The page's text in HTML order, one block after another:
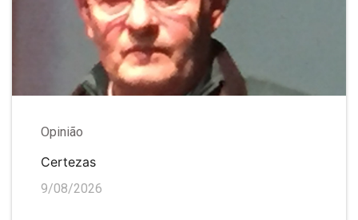
Opinião
Certezas
9/08/2026